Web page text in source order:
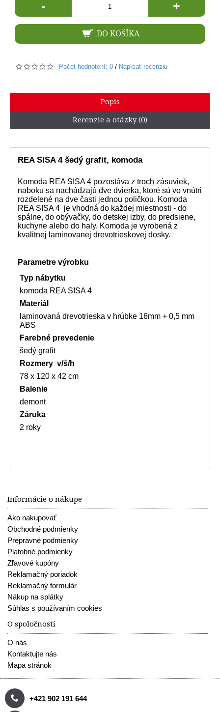
- +
DO KOŠÍKA
Počet hodnotení: 0 / Napísať recenziu
Popis
Recenzie a otázky (0)
REA SISA 4 šedý grafit, komoda
Komoda REA SISA 4 pozostáva z troch zásuviek,
naboku sa nachádzajú dve dvierka, ktoré sú vo vnútri
rozdelené na dve časti jednou poličkou. Komoda
REA SISA 4 je vhodná do každej miestnosti - do
spálne, do obývačky, do detskej izby, do predsiene,
kuchyne alebo do haly. Komoda je vyrobená z
kvalitnej laminovanej drevotrieskovej dosky.
Parametre výrobku
Typ nábytku
komoda REA SISA 4
Materiál
laminovaná drevotrieska v hrúbke 16mm + 0,5 mm
ABS
Farebné prevedenie
šedý grafit
Rozmery v/š/h
78 x 120 x 42 cm
Balenie
demont
Záruka
2 roky
Informácie o nákupe
Ako nakupovať
Obchodné podmienky
Prepravné podmienky
Platobné podmienky
Zľavové kupóny
Reklamačný poriadok
Reklamačný formulár
Nákup na splátky
Súhlas s používaním cookies
O spoločnosti
O nás
Kontaktujte nás
Mapa stránok
+421 902 191 644